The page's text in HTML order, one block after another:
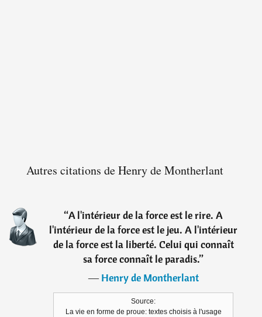
Autres citations de Henry de Montherlant
“A l'intérieur de la force est le rire. A
l'intérieur de la force est le jeu. A l'intérieur
de la force est la liberté. Celui qui connaît
sa force connaît le paradis.”
―Henry de Montherlant
Source:
La vie en forme de proue: textes choisis à l'usage